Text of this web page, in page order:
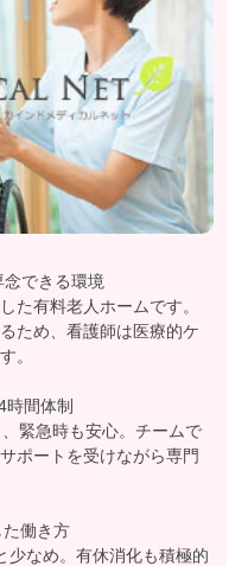
できる環境
た有料老人ホームです。
ため、看護師は医療的ケ
。
時間体制
緊急時も安心。チームで
ポートを受けながら専門
働き方
少なめ。有休消化も積極的